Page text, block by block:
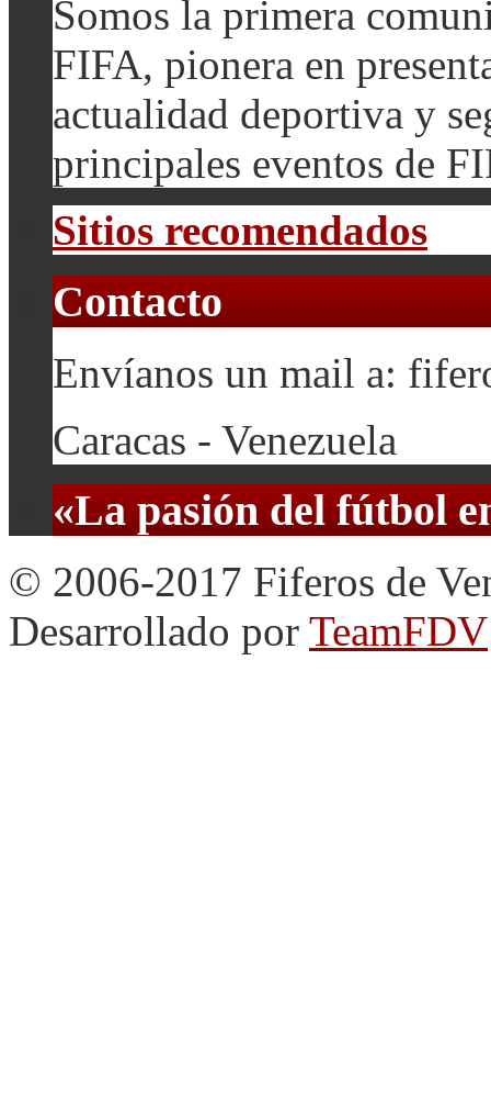
Somos la primera
FIFA, pionera en
actualidad deportiva y
principales eventos de
Sitios recomendados
Contacto
Envíanos un mail a:
Caracas - Venezuela
«La pasión del fútbol
© 2006-2017 Fiferos de
Desarrollado por TeamFDV